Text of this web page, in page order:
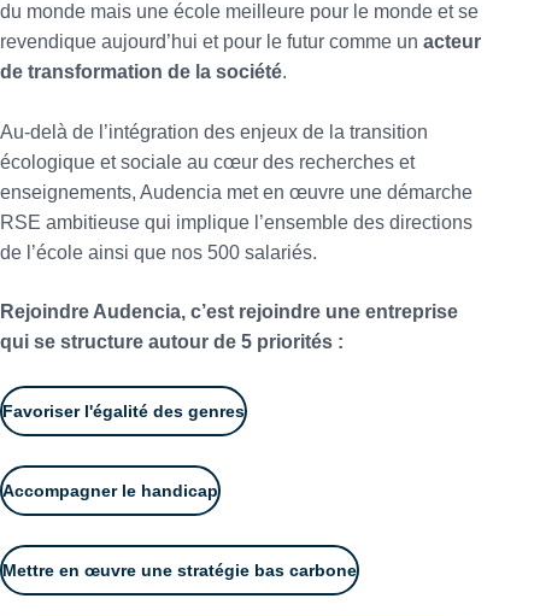
du monde mais une école meilleure pour le monde et se
revendique aujourd’hui et pour le futur comme un acteur
de transformation de la société.
Au-delà de l’intégration des enjeux de la transition
écologique et sociale au cœur des recherches et
enseignements, Audencia met en œuvre une démarche
RSE ambitieuse qui implique l’ensemble des directions
de l’école ainsi que nos 500 salariés.
Rejoindre Audencia, c’est rejoindre une entreprise
qui se structure autour de 5 priorités :
Favoriser l'égalité des genres
Accompagner le handicap
Mettre en œuvre une stratégie bas carbone